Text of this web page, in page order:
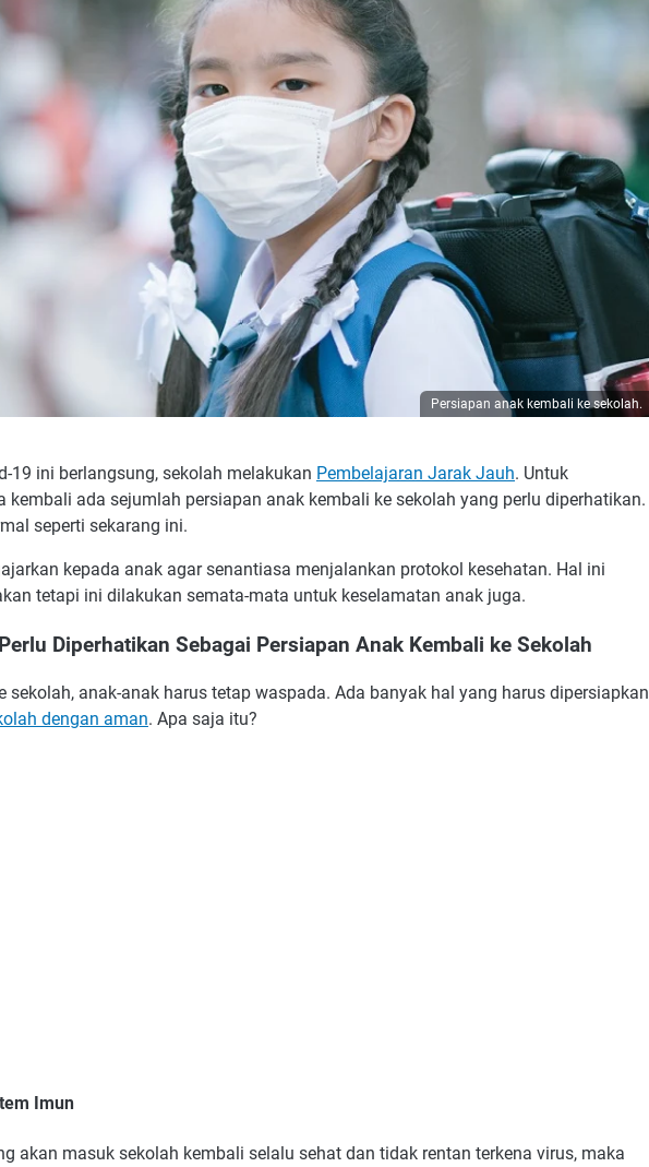
Persiapan anak kembali ke sekolah.
19 ini berlangsung, sekolah melakukan Pembelajaran Jarak Jauh. Untuk
kembali ada sejumlah persiapan anak kembali ke sekolah yang perlu diperhatikan.
seperti sekarang ini.
kepada anak agar senantiasa menjalankan protokol kesehatan. Hal ini
tetapi ini dilakukan semata-mata untuk keselamatan anak juga.
Diperhatikan Sebagai Persiapan Anak Kembali ke Sekolah
sekolah, anak-anak harus tetap waspada. Ada banyak hal yang harus dipersiapkan
dengan aman. Apa saja itu?
Imun
akan masuk sekolah kembali selalu sehat dan tidak rentan terkena virus, maka